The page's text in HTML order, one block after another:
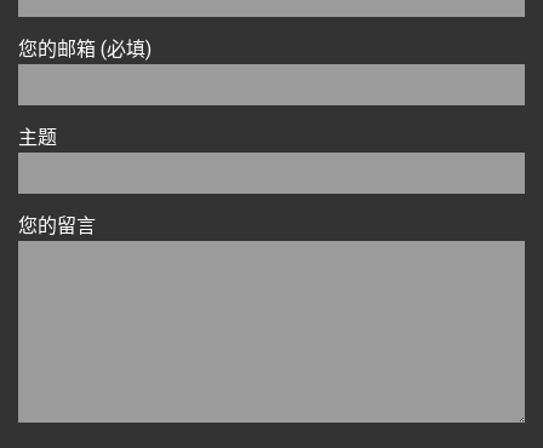
您的邮箱 (必填)
主题
您的留言